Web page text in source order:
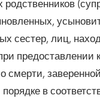
сестер, лиц,
предоставлении
смерти,
в